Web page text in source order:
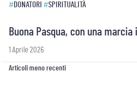
#DONATORI #SPIRITUALITÀ
Buona Pasqua, con una marcia
1 Aprile 2026
Navigazione
Articoli meno recenti